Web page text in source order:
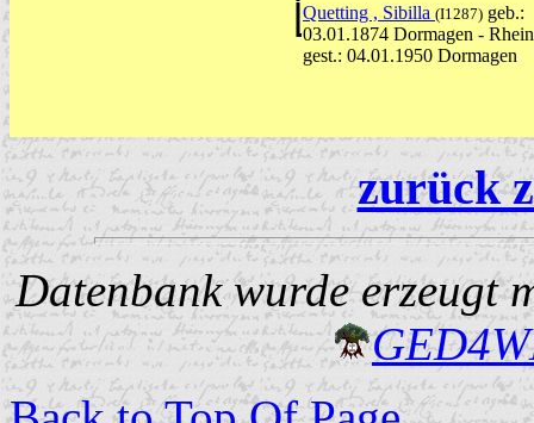
Quetting , Sibilla (I1287) geb.:
03.01.1874 Dormagen -
gest.: 04.01.1950 Dormagen
zurück
Datenbank wurde erzeugt